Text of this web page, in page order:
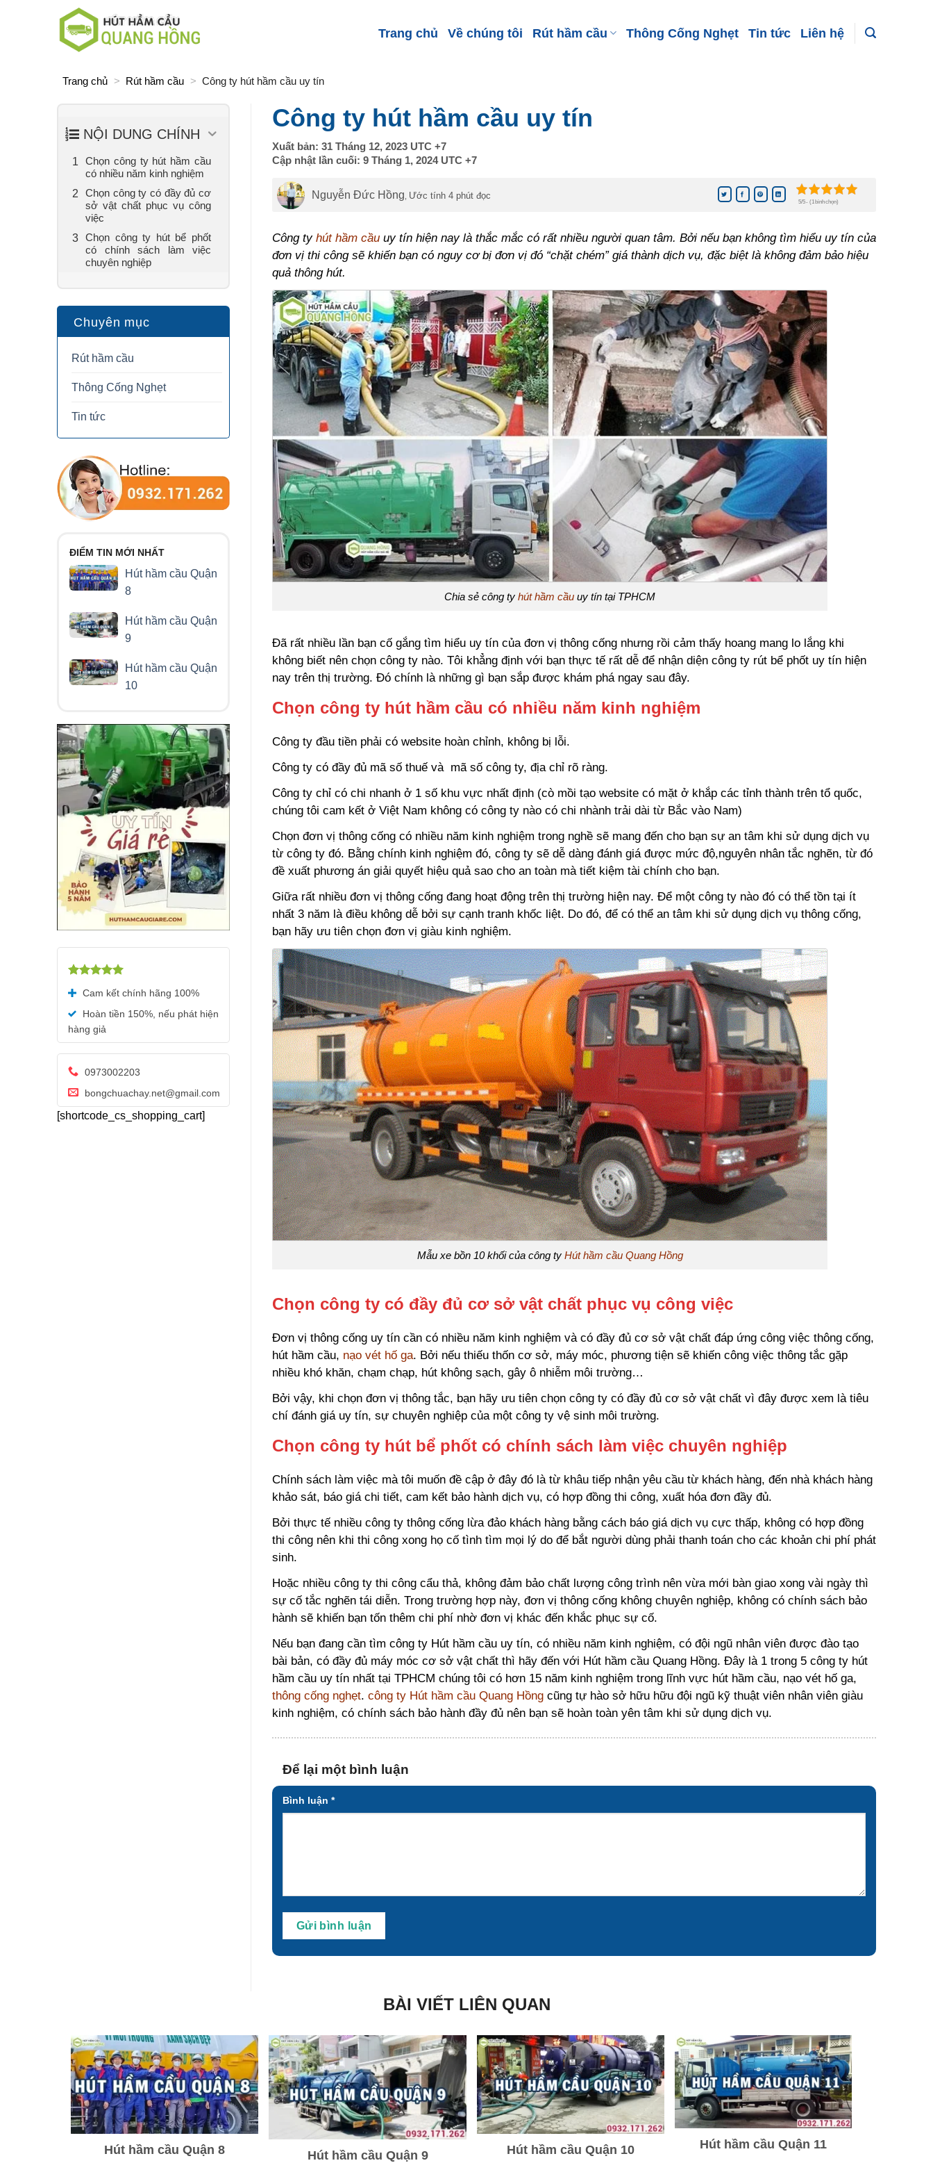
Trang chủ Về chúng tôi Rút hầm cầu Thông Cống Nghẹt Tin tức Liên hệ
Trang chủ > Rút hầm cầu > Công ty hút hầm cầu uy tín
Công ty hút hầm cầu uy tín
Xuất bản: 31 Tháng 12, 2023 UTC +7
Cập nhật lần cuối: 9 Tháng 1, 2024UTC +7
Nguyễn Đức Hồng Ước tính 4 phút đọc
5/5 - (1 bình chọn)
Công ty hút hầm cầu uy tín hiện nay là thắc mắc có rất nhiều người quan tâm. Bởi nếu bạn không tìm hiểu uy tín của
đơn vị thi công sẽ khiến bạn có nguy cơ bị đơn vị đó “chặt chém” giá thành dịch vụ, đặc biệt là không đảm bảo hiệu
quả thông hút.
Chia sẻ công ty hút hầm cầu uy tín tại TPHCM
Đã rất nhiều lần bạn cố gắng tìm hiểu uy tín của đơn vị thông cống nhưng rồi cảm thấy hoang mang lo lắng khi
không biết nên chọn công ty nào. Tôi khẳng định với bạn thực tế rất dễ để nhận diện công ty rút bể phốt uy tín hiện
nay trên thị trường. Đó chính là những gì bạn sắp được khám phá ngay sau đây.
Chọn công ty hút hầm cầu có nhiều năm kinh nghiệm
Công ty đầu tiền phải có website hoàn chỉnh, không bị lỗi.
Công ty có đầy đủ mã số thuế và mã số công ty, địa chỉ rõ ràng.
Công ty chỉ có chi nhanh ở 1 số khu vực nhất định (cò mồi tạo website có mặt ở khắp các tỉnh thành trên tổ quốc,
chúng tôi cam kết ở Việt Nam không có công ty nào có chi nhành trải dài từ Bắc vào Nam)
Chọn đơn vị thông cống có nhiều năm kinh nghiệm trong nghề sẽ mang đến cho bạn sự an tâm khi sử dụng dịch vụ
từ công ty đó. Bằng chính kinh nghiệm đó, công ty sẽ dễ dàng đánh giá được mức độ,nguyên nhân tắc nghẽn, từ đó
đề xuất phương án giải quyết hiệu quả sao cho an toàn mà tiết kiệm tài chính cho bạn.
Giữa rất nhiều đơn vị thông cống đang hoạt động trên thị trường hiện nay. Để một công ty nào đó có thể tồn tại ít
nhất 3 năm là điều không dễ bởi sự cạnh tranh khốc liệt. Do đó, để có thể an tâm khi sử dụng dịch vụ thông cống,
bạn hãy ưu tiên chọn đơn vị giàu kinh nghiệm.
Mẫu xe bồn 10 khối của công ty Hút hầm cầu Quang Hồng
Chọn công ty có đầy đủ cơ sở vật chất phục vụ công việc
Đơn vị thông cống uy tín cần có nhiều năm kinh nghiệm và có đầy đủ cơ sở vật chất đáp ứng công việc thông cống,
hút hầm cầu, nạo vét hố ga. Bởi nếu thiếu thốn cơ sở, máy móc, phương tiện sẽ khiến công việc thông tắc gặp
nhiều khó khăn, chạm chạp, hút không sạch, gây ô nhiễm môi trường…
Bởi vậy, khi chọn đơn vị thông tắc, bạn hãy ưu tiên chọn công ty có đầy đủ cơ sở vật chất vì đây được xem là tiêu
chí đánh giá uy tín, sự chuyên nghiệp của một công ty vệ sinh môi trường.
Chọn công ty hút bể phốt có chính sách làm việc chuyên nghiệp
Chính sách làm việc mà tôi muốn đề cập ở đây đó là từ khâu tiếp nhận yêu cầu từ khách hàng, đến nhà khách hàng
khảo sát, báo giá chi tiết, cam kết bảo hành dịch vụ, có hợp đồng thi công, xuất hóa đơn đầy đủ.
Bởi thực tế nhiều công ty thông cống lừa đảo khách hàng bằng cách báo giá dịch vụ cực thấp, không có hợp đồng
thi công nên khi thi công xong họ cố tình tìm mọi lý do để bắt người dùng phải thanh toán cho các khoản chi phí phát
sinh.
Hoặc nhiều công ty thi công cẩu thả, không đảm bảo chất lượng công trình nên vừa mới bàn giao xong vài ngày thì
sự cố tắc nghẽn tái diễn. Trong trường hợp này, đơn vị thông cống không chuyên nghiệp, không có chính sách bảo
hành sẽ khiến bạn tốn thêm chi phí nhờ đơn vị khác đến khắc phục sự cố.
Nếu bạn đang cần tìm công ty Hút hầm cầu uy tín, có nhiều năm kinh nghiệm, có đội ngũ nhân viên được đào tạo
bài bản, có đầy đủ máy móc cơ sở vật chất thì hãy đến với Hút hầm cầu Quang Hồng. Đây là 1 trong 5 công ty hút
hầm cầu uy tín nhất tại TPHCM chúng tôi có hơn 15 năm kinh nghiệm trong lĩnh vực hút hầm cầu, nạo vét hố ga,
thông cống nghẹt. công ty Hút hầm cầu Quang Hồng cũng tự hào sở hữu hữu đội ngũ kỹ thuật viên nhân viên giàu
kinh nghiệm, có chính sách bảo hành đầy đủ nên bạn sẽ hoàn toàn yên tâm khi sử dụng dịch vụ.
Để lại một bình luận
Bình luận *
NỘI DUNG CHÍNH
Chọn công ty hút hầm cầu
có nhiều năm kinh nghiệm
Chọn công ty có đầy đủ cơ
sở vật chất phục vụ công
việc
Chọn công ty hút bể phốt
có chính sách làm việc
chuyên nghiệp
Chuyên mục
Rút hầm cầu
Thông Cống Nghẹt
Tin tức
ĐIỂM TIN MỚI NHẤT
Hút hầm cầu Quận
8
Hút hầm cầu Quận
9
Hút hầm cầu Quận
10
Được xếp
hạng5.00
5 sao
Cam kết chính hãng 100%
Hoàn tiền 150%, nếu phát hiện
hàng giả
0973002203
bongchuachay.net@gmail.com
[shortcode_cs_shopping_cart]
BÀI VIẾT LIÊN QUAN
Hút hầm cầu Quận 8 Hút hầm cầu Quận 9 Hút hầm cầu Quận 10 Hút hầm cầu Quận 11